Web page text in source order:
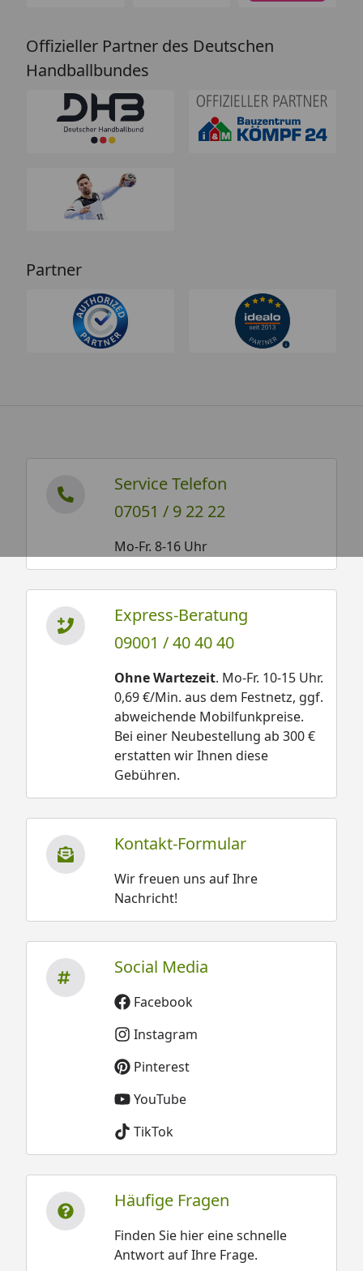
Offizieller Partner des Deutschen
Handballbundes
Partner
Service Telefon
07051 / 9 22 22
Mo-Fr. 8-16 Uhr
Express-Beratung
09001 / 40 40 40
Ohne Wartezeit. Mo-Fr. 10-15 Uhr.
0,69 €/Min. aus dem Festnetz, ggf.
abweichende Mobilfunkpreise.
Bei einer Neubestellung ab 300 €
erstatten wir Ihnen diese
Gebühren.
Kontakt-Formular
Wir freuen uns auf Ihre
Nachricht!
Social Media
Facebook
Instagram
Pinterest
YouTube
TikTok
Häufige Fragen
Finden Sie hier eine schnelle
Antwort auf Ihre Frage.